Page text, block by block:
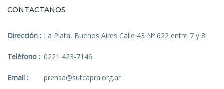
CONTACTANOS
Dirección : La Plata, Buenos Aires Calle 43 Nº 622 entre 7 y 8
Teléfono : 0221 423-7146
Email : prensa@sutcapra.org.ar